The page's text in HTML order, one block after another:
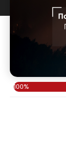
100%